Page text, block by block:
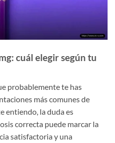
cuál elegir según tu
probablemente te has
más comunes de
entiendo, la duda es
correcta puede marcar la
satisfactoria y una